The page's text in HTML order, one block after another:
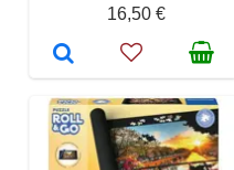
16,50 €